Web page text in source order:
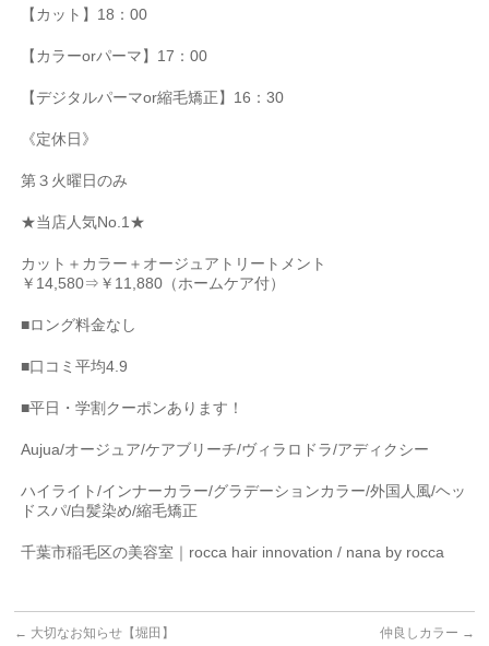
【カット】 18 ：00
【カラーorパーマ】 17 ：00
【デジタルパーマor縮毛矯正】 16 ：30
《定休日》
第３火曜日のみ
★当店人気No.1★
カット＋カラー＋オージュアトリートメント
￥ 14,580⇒￥ 11,880 （ホームケア付）
■ロング料金なし
■口コミ平均4.9
■平日・学割クーポンあります！
Aujua/オージュア/ケアブリーチ/ヴィラロドラ/アディクシー
ハイライト/インナーカラー/グラデーションカラー/外国人風/ヘッ
ドスパ/白髪染め/縮毛矯正
千葉市稲毛区の美容室｜ rocca hair innovation / nana by rocca
← 大切なお知らせ【堀田】 仲良しカラー →